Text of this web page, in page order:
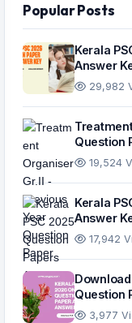
Popular Posts
Kerala
Answer
29,982
Question
19,524
Kerala
Answer
17,942
Question
3,977